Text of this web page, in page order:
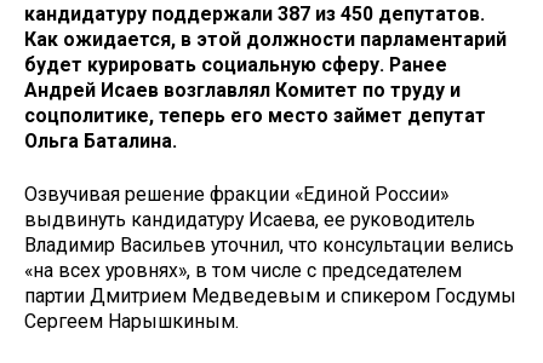
кандидатуру поддержали 387 из 450 депутатов.
Как ожидается, в этой должности парламентарий
будет курировать социальную сферу. Ранее
Андрей Исаев возглавлял Комитет по труду и
соцполитике, теперь его место займет депутат
Ольга Баталина.
Озвучивая решение фракции «Единой России»
выдвинуть кандидатуру Исаева, ее руководитель
Владимир Васильев уточнил, что консультации велись
«на всех уровнях», в том числе с председателем
партии Дмитрием Медведевым и спикером Госдумы
Сергеем Нарышкиным.